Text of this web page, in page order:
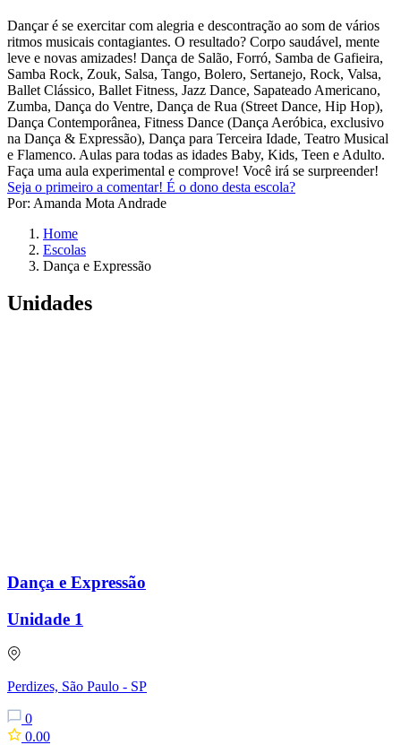
Dançar é se exercitar com alegria e descontração ao som de vários
ritmos musicais contagiantes. O resultado? Corpo saudável, mente
leve e novas amizades! Dança de Salão, Forró, Samba de Gafieira,
Samba Rock, Zouk, Salsa, Tango, Bolero, Sertanejo, Rock, Valsa,
Ballet Clássico, Ballet Fitness, Jazz Dance, Sapateado Americano,
Zumba, Dança do Ventre, Dança de Rua (Street Dance, Hip Hop),
Dança Contemporânea, Fitness Dance (Dança Aeróbica, exclusivo
na Dança & Expressão), Dança para Terceira Idade, Teatro Musical
e Flamenco. Aulas para todas as idades Baby, Kids, Teen e Adulto.
Faça uma aula experimental e comprove! Você irá se surpreender!
Seja o primeiro a comentar! É o dono desta escola?
Por: Amanda Mota Andrade
Home
Escolas
Dança e Expressão
Unidades
Dança e Expressão
Unidade 1
Perdizes, São Paulo - SP
0
0.00